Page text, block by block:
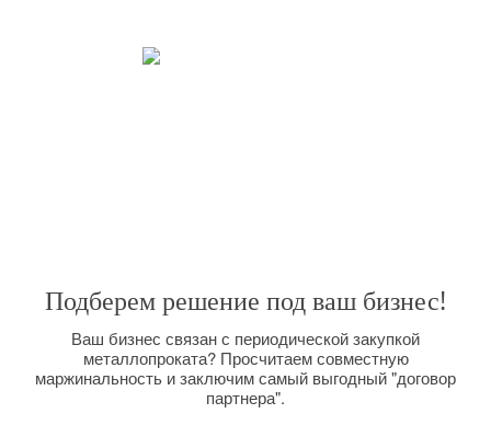
Подберем решение под ваш бизнес!
Ваш бизнес связан с периодической закупкой
металлопроката? Просчитаем совместную
маржинальность и заключим самый выгодный "договор
партнера".